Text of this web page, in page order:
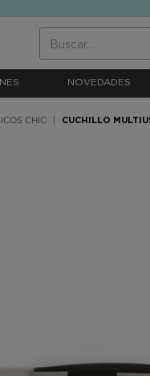
NOVEDADES
CHIC CUCHILLO